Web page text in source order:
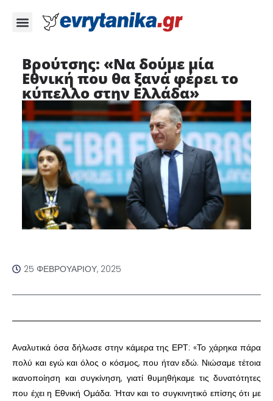
Βρούτσης: «Να δούμε μία
Εθνική που θα ξανά φέρει το
κύπελλο στην Ελλάδα»
25 ΦΕΒΡΟΥΑΡΊΟΥ, 2025
Αναλυτικά όσα δήλωσε στην κάμερα της ΕΡΤ: «Το χάρηκα πάρα
πολύ και εγώ και όλος ο κόσμος, που ήταν εδώ. Νιώσαμε τέτοια
ικανοποίηση και συγκίνηση, γιατί θυμηθήκαμε τις δυνατότητες
που έχει η Εθνική Ομάδα. Ήταν και το συγκινητικό επίσης ότι με